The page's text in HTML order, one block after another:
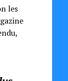
les